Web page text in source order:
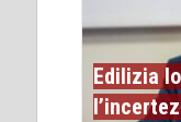
Edilizia